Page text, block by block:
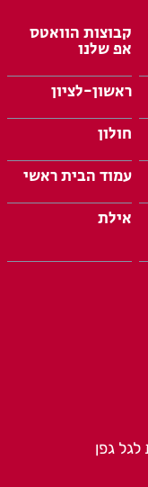
קבוצות הוואטס
אפ שלנו
ראשון-לציון
חולון
עמוד הבית ראשי
אילת